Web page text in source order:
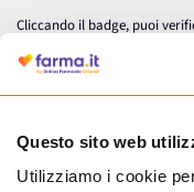
Questo sito web
Utilizziamo i cookie
Cliccando il badge, puoi
autorizzata dal Ministero
medicinali.